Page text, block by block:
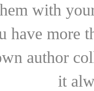
with
have more
author
it